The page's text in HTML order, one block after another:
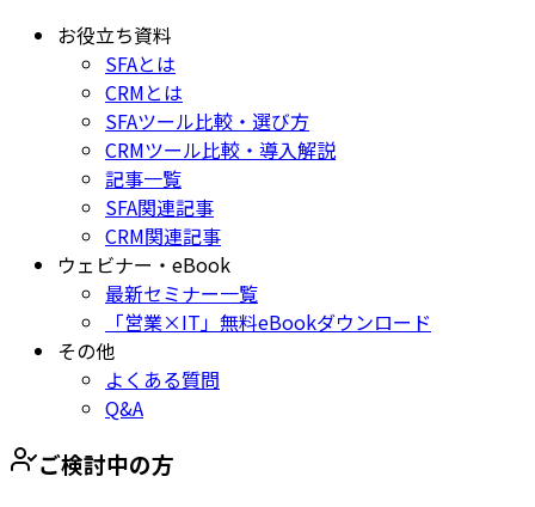
お役立ち資料
SFAとは
CRMとは
SFAツール比較・選び方
CRMツール比較・導入解説
記事一覧
SFA関連記事
CRM関連記事
ウェビナー・eBook
最新セミナー一覧
「営業×IT」無料eBookダウンロード
その他
よくある質問
Q&A
ご検討中の方